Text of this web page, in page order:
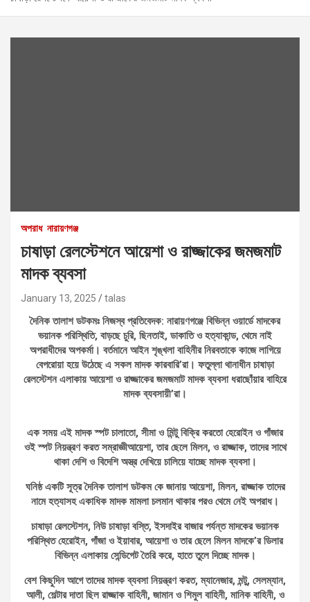
অপরাধ নারায়ণগঞ্জ
চাষাড়া রেলস্টেশনে আয়েশা ও রাজ্জাকের জমজমাট
মাদক ব্যবসা
January 13, 2025 talas
দৈনিক তালাশ ডটকমঃ নিজস্ব প্রতিবেদক: নারায়ণগঞ্জে বিভিন্ন ওয়ার্ডে মাদকের
ভয়ানক পরিস্থিতি, বাড়ছে চুরি, ছিনতাই, ডাকাতি ও হত্যাকান্ড, থেমে নাই
অপরাধীদের অপকর্মা। বর্তমানে আইন শৃঙ্খলা বাহিনীর নিরবতাকে কাজে লাগিয়ে
বেপরোয়া হয়ে উঠেছে এ সকল মাদক কারবারি’রা। ফতুল্লা থানাধীন চাষাড়া
রেলস্টেশন এলাকায় আয়েশা ও রাজ্জাকের জমজমাট মাদক ব্যবসা ধরাছোঁয়ার বাহিরে
মাদক ব্যবসায়ী’রা।
এক সময় এই মাদক স্পট চালাতো, সীমা ও মিন্টু বিক্রি করতো হেরোইন ও গাঁজার
ওই স্পট নিয়ন্ত্রণ করত সম্রাজ্ঞীআয়েশা, তার ছেলে মিলন, ও রাজ্জাক, তাদের সাথে
থাকা দেশি ও বিদেশি অস্ত্র দেখিয়ে চালিয়ে যাচ্ছে মাদক ব্যবসা।
ঘনিষ্ঠ একটি সূত্র দৈনিক তালাশ ডটকম কে জানায় আয়েশা, মিলন, রাজ্জাক তাদের
নামে হত্যাসহ একাধিক মাদক মামলা চলমান থাকার পরও থেমে নেই অপরাধ।
চাষাড়া রেলস্টেশন, নিউ চাষাড়া বস্তি, ইসদাইর বাজার পর্যন্ত মাদকের ভয়ানক
পরিস্থিত হেরোইন, গাঁজা ও ইয়াবার, আয়েশা ও তার ছেলে মিলন মাদকে’র ডিলার
বিভিন্ন এলাকায় সেন্ডিগেট তৈরি করে, হাতে তুলে দিচ্ছে মাদক।
বেশ কিছুদিন আগে তাদের মাদক ব্যবসা নিয়ন্ত্রণ করত, ম্যানেজার, মন্টু, সেলম্যান,
আলী, শেল্টার দাতা ছিল রাজ্জাক বাহিনী, জামান ও শিমুল বাহিনী, মানিক বাহিনী, ও